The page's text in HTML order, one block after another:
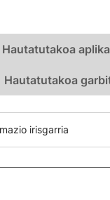
Hautatutakoa
Hautatutakoa
irisgarria